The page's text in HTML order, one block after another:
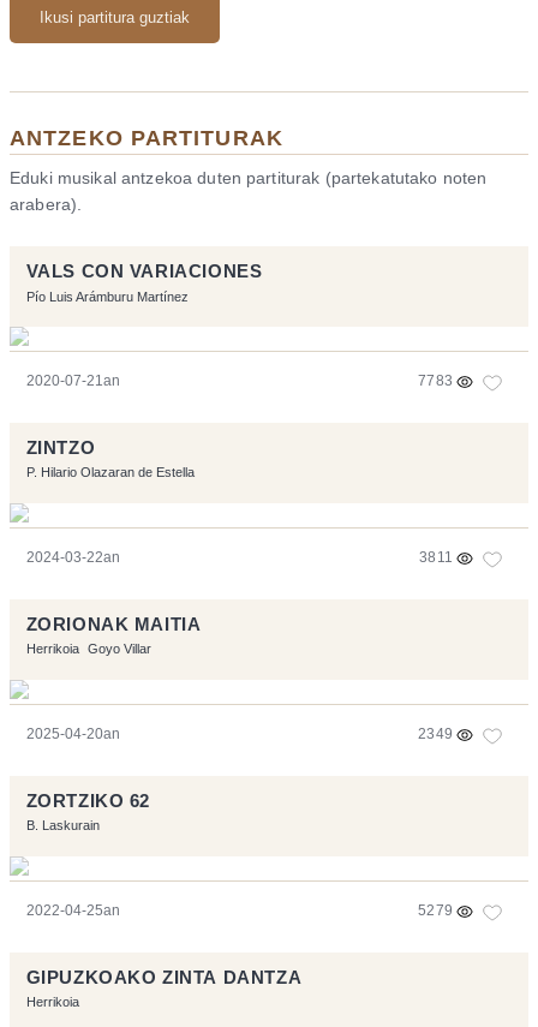
Ikusi partitura guztiak
ANTZEKO PARTITURAK
Eduki musikal antzekoa duten partiturak (partekatutako noten
arabera).
VALS CON VARIACIONES
Pío Luis Arámburu Martínez
2020-07-21an 7783
ZINTZO
P. Hilario Olazaran de Estella
2024-03-22an 3811
ZORIONAK MAITIA
Herrikoia Goyo Villar
2025-04-20an 2349
ZORTZIKO 62
B. Laskurain
2022-04-25an 5279
GIPUZKOAKO ZINTA DANTZA
Herrikoia